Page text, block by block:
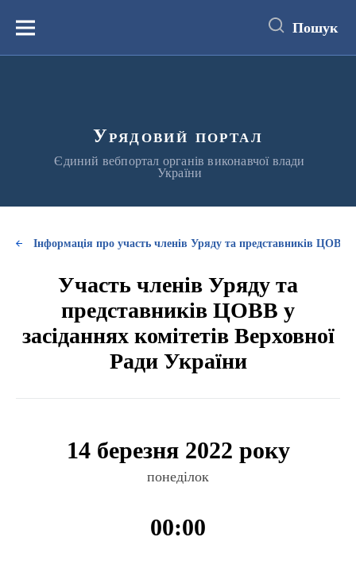
вмістуМеню Пошук
Урядовий портал
Єдиний вебпортал органів виконавчої влади
України
Інформація про участь членів Уряду та представників ЦОВВ
Участь членів Уряду та
представників ЦОВВ у
засіданнях комітетів Верховної
Ради України
14 березня 2022 року
понеділок
00:00